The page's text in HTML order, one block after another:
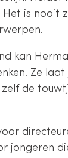
Het is nooit
kan
Ze
de
jongeren